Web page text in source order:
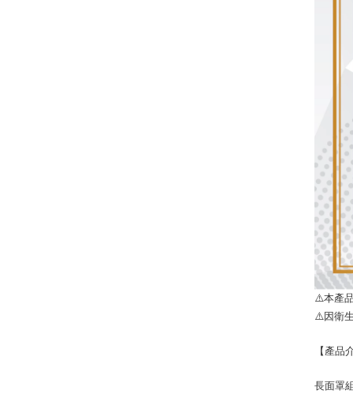
⚠️本產
⚠️因衛
【產品
長面罩